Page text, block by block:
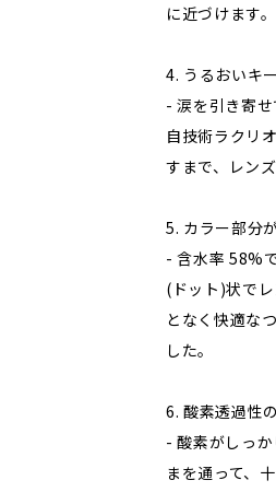
に近づけます。
4. うるおいキ
- 涙を引き寄
自技術ラクリ
すまで、レン
5. カラー部分
- 含水率 58%
(ドット)状で
となく快適な
した。
6. 酸素透過性
- 酸素がしっ
まを通って、